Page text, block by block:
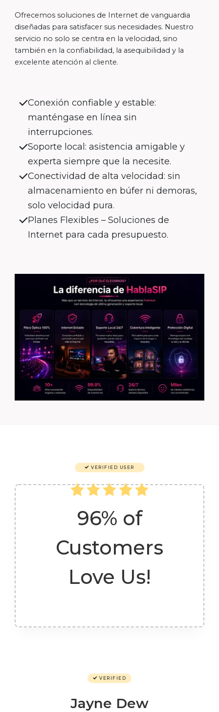
Ofrecemos soluciones de Internet de vanguardia
diseñadas para satisfacer sus necesidades. Nuestro
servicio no solo se centra en la velocidad, sino
también en la confiabilidad, la asequibilidad y la
excelente atención al cliente.
Conexión confiable y estable:
manténgase en línea sin
interrupciones.
Soporte local: asistencia amigable y
experta siempre que la necesite.
Conectividad de alta velocidad: sin
almacenamiento en búfer ni demoras,
solo velocidad pura.
Planes Flexibles – Soluciones de
Internet para cada presupuesto.
VERIFIED USER
96% of
Customers
Love Us!
VERIFIED
Jayne Dew